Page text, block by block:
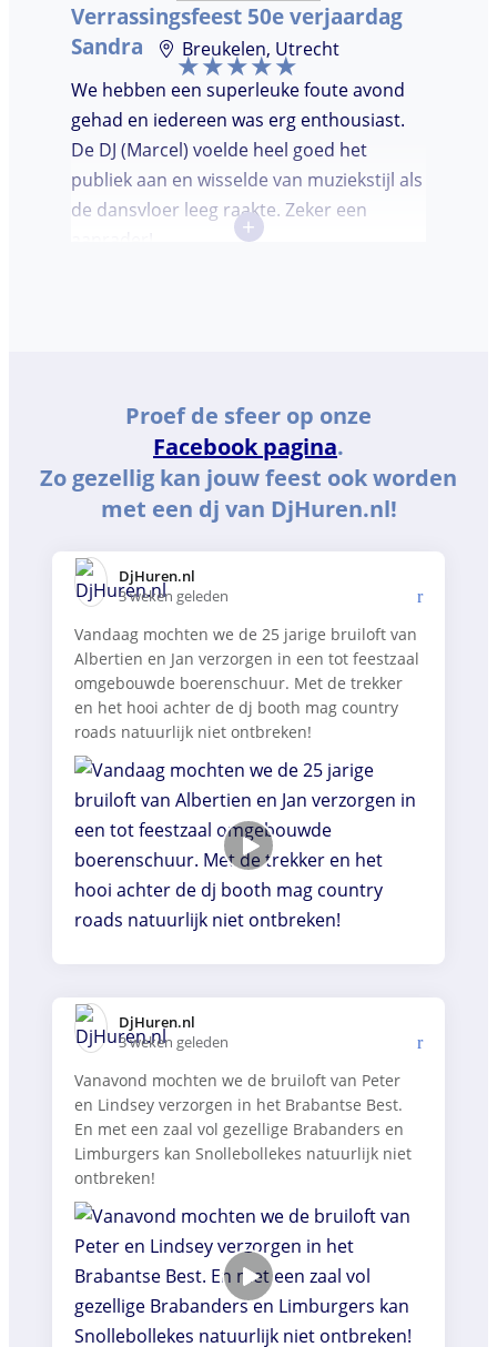
Verrassingsfeest 50e verjaardag
Sandra
Breukelen, Utrecht
We hebben een superleuke foute avond
gehad en iedereen was erg enthousiast.
De DJ (Marcel) voelde heel goed het
publiek aan en wisselde van muziekstijl als
de dansvloer leeg raakte. Zeker een
+
Proef de sfeer op onze
Facebook pagina.
Zo gezellig kan jouw feest ook worden
met een dj van DjHuren.nl!
DjHuren.nl️
3 weken geleden
Vandaag mochten we de 25 jarige bruiloft van
Albertien en Jan verzorgen in een tot feestzaal
omgebouwde boerenschuur. Met de trekker
en het hooi achter de dj booth mag country
roads natuurlijk niet ontbreken!
DjHuren.nl️
3 weken geleden
Vanavond mochten we de bruiloft van Peter
en Lindsey verzorgen in het Brabantse Best.
En met een zaal vol gezellige Brabanders en
Limburgers kan Snollebollekes natuurlijk niet
ontbreken!